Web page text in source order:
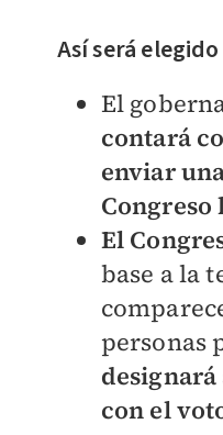
Así será
El
contará
enviar
Congreso
El
base a la
personas
con el